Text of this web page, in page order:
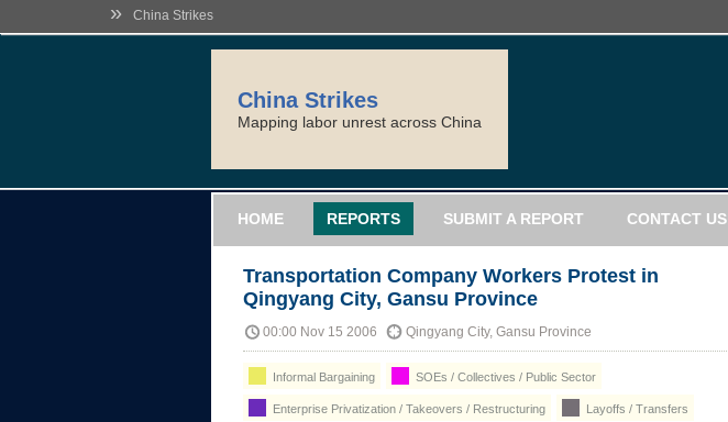
» China Strikes
China Strikes
Mapping labor unrest across China
HOME REPORTS SUBMIT A REPORT CONTACT US
Transportation Company Workers Protest in
Qingyang City, Gansu Province
00:00 Nov 15 2006 Qingyang City, Gansu Province
Informal Bargaining SOEs / Collectives / Public Sector
Enterprise Privatization / Takeovers / Restructuring Layoffs / Transfers